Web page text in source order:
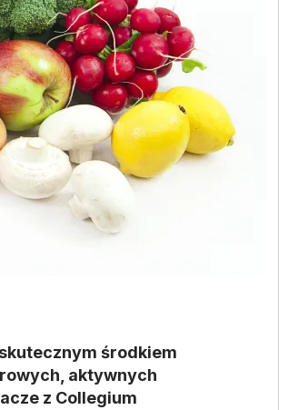
środkiem
aktywnych
z Collegium